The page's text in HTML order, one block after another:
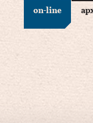
on-line